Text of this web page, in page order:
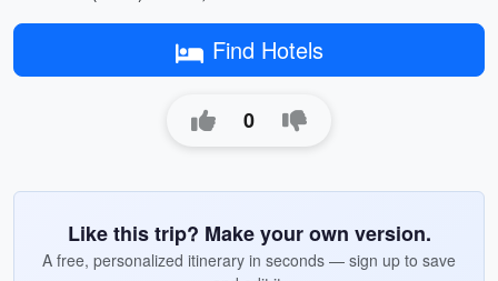
Find Hotels
0
Like this trip? Make your own version.
A free, personalized itinerary in seconds — sign up to save